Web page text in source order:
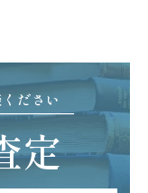
ださい
定